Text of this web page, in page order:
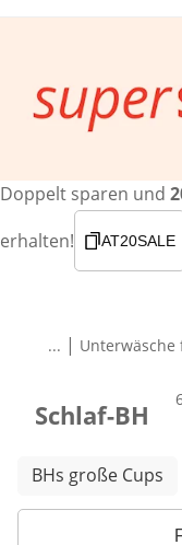
Doppelt sparen und
erhalten!
AT20SALE
... | Unterwäsche
Schlaf-BH
Weitere
BHs große Cups